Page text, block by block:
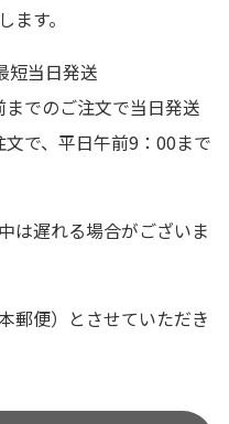
す。
短当日発送
でのご注文で当日発送
で、平日午前9：00まで
は遅れる場合がございま
郵便）とさせていただき